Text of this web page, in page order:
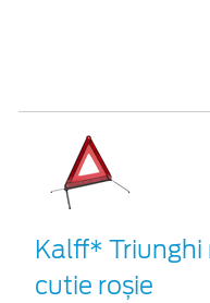
Kalff*
cutie roșie